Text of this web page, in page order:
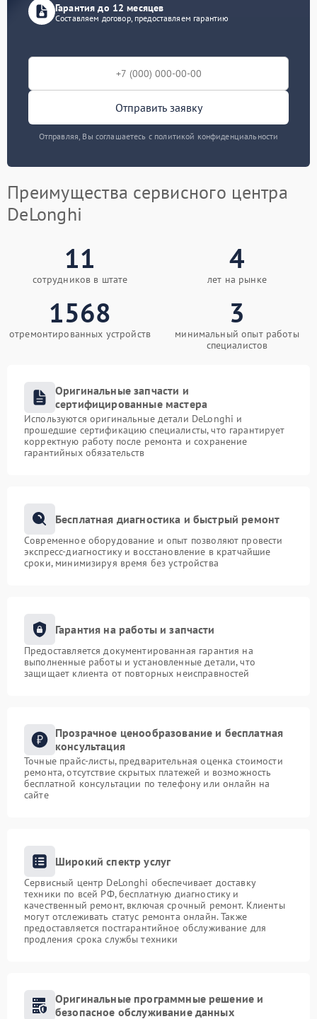
Гарантия до 12 месяцев
Составляем договор, предоставляем гарантию
Отправить заявку
Отправляя, Вы соглашаетесь с политикой конфиденциальности
Преимущества сервисного центра
DeLonghi
11
сотрудников в штате
4
лет на рынке
1568
отремонтированных устройств
3
минимальный опыт работы
специалистов
Оригинальные запчасти и
сертифицированные мастера
Используются оригинальные детали DeLonghi и
прошедшие сертификацию специалисты, что гарантирует
корректную работу после ремонта и сохранение
гарантийных обязательств
Бесплатная диагностика и быстрый ремонт
Современное оборудование и опыт позволяют провести
экспресс-диагностику и восстановление в кратчайшие
сроки, минимизируя время без устройства
Гарантия на работы и запчасти
Предоставляется документированная гарантия на
выполненные работы и установленные детали, что
защищает клиента от повторных неисправностей
Прозрачное ценообразование и бесплатная
консультация
Точные прайс-листы, предварительная оценка стоимости
ремонта, отсутствие скрытых платежей и возможность
бесплатной консультации по телефону или онлайн на
сайте
Широкий спектр услуг
Сервисный центр DeLonghi обеспечивает доставку
техники по всей РФ, бесплатную диагностику и
качественный ремонт, включая срочный ремонт. Клиенты
могут отслеживать статус ремонта онлайн. Также
предоставляется постгарантийное обслуживание для
продления срока службы техники
Оригинальные программные решение и
безопасное обслуживание данных